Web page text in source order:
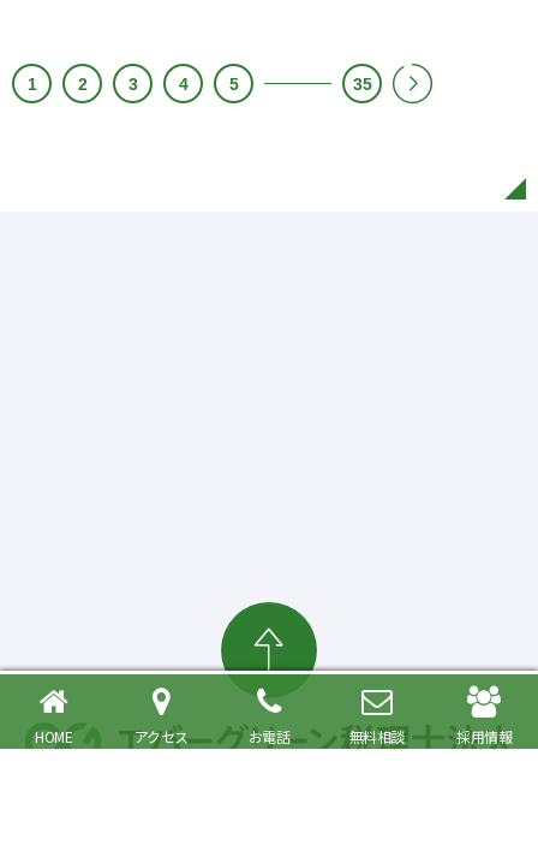
HOME アクセス お電話 無料相談 採用情報
1 2 3 4 5 35